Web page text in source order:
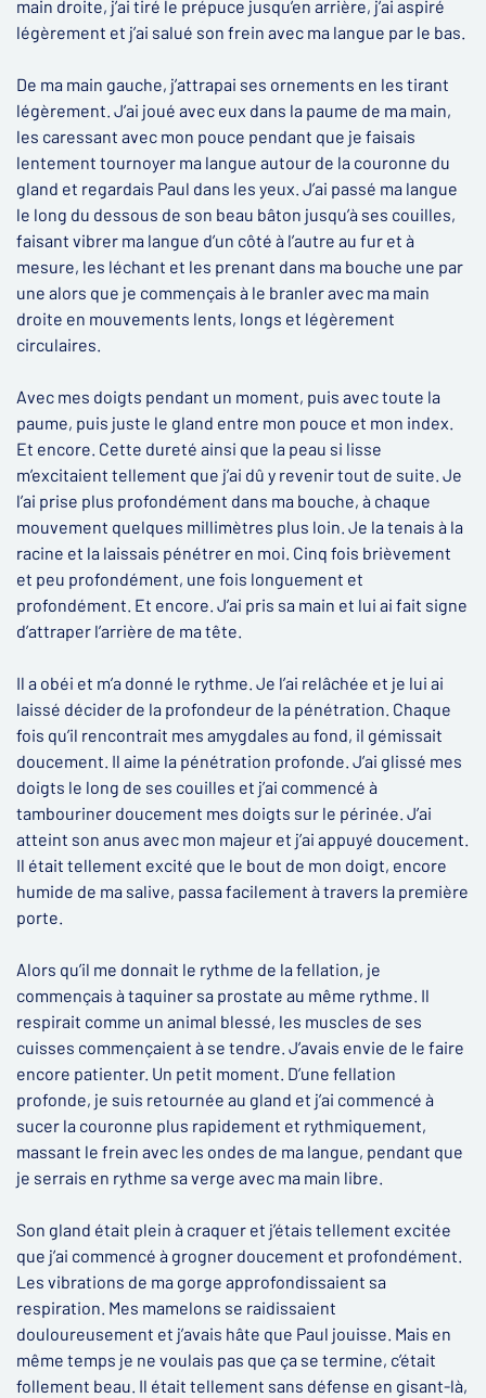
main droite, j’ai tiré le prépuce jusqu’en arrière, j’ai aspiré
légèrement et j’ai salué son frein avec ma langue par le bas.
De ma main gauche, j’attrapai ses ornements en les tirant
légèrement. J’ai joué avec eux dans la paume de ma main,
les caressant avec mon pouce pendant que je faisais
lentement tournoyer ma langue autour de la couronne du
gland et regardais Paul dans les yeux. J’ai passé ma langue
le long du dessous de son beau bâton jusqu’à ses couilles,
faisant vibrer ma langue d’un côté à l’autre au fur et à
mesure, les léchant et les prenant dans ma bouche une par
une alors que je commençais à le branler avec ma main
droite en mouvements lents, longs et légèrement
circulaires.
Avec mes doigts pendant un moment, puis avec toute la
paume, puis juste le gland entre mon pouce et mon index.
Et encore. Cette dureté ainsi que la peau si lisse
m’excitaient tellement que j’ai dû y revenir tout de suite. Je
l’ai prise plus profondément dans ma bouche, à chaque
mouvement quelques millimètres plus loin. Je la tenais à la
racine et la laissais pénétrer en moi. Cinq fois brièvement
et peu profondément, une fois longuement et
profondément. Et encore. J’ai pris sa main et lui ai fait signe
d’attraper l’arrière de ma tête.
Il a obéi et m’a donné le rythme. Je l’ai relâchée et je lui ai
laissé décider de la profondeur de la pénétration. Chaque
fois qu’il rencontrait mes amygdales au fond, il gémissait
doucement. Il aime la pénétration profonde. J’ai glissé mes
doigts le long de ses couilles et j’ai commencé à
tambouriner doucement mes doigts sur le périnée. J’ai
atteint son anus avec mon majeur et j’ai appuyé doucement.
Il était tellement excité que le bout de mon doigt, encore
humide de ma salive, passa facilement à travers la première
porte.
Alors qu’il me donnait le rythme de la fellation, je
commençais à taquiner sa prostate au même rythme. Il
respirait comme un animal blessé, les muscles de ses
cuisses commençaient à se tendre. J’avais envie de le faire
encore patienter. Un petit moment. D’une fellation
profonde, je suis retournée au gland et j’ai commencé à
sucer la couronne plus rapidement et rythmiquement,
massant le frein avec les ondes de ma langue, pendant que
je serrais en rythme sa verge avec ma main libre.
Son gland était plein à craquer et j’étais tellement excitée
que j’ai commencé à grogner doucement et profondément.
Les vibrations de ma gorge approfondissaient sa
respiration. Mes mamelons se raidissaient
douloureusement et j’avais hâte que Paul jouisse. Mais en
même temps je ne voulais pas que ça se termine, c’était
follement beau. Il était tellement sans défense en gisant-là,